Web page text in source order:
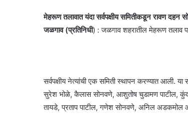
मेहरूण तलावात यंदा सर्वपक्षीय समितीकडून रावण दहन
जळगाव (प्रतिनिधी) : जळगाव शहरातील मेहरूण तलाव
सर्वपक्षीय नेत्यांची एक समिती स्थापन करण्यात आली. या
सुरेश भोळे, कैलास सोनवणे, आशुतोष चुडामण पाटील,
तायडे, प्रताप पाटील, गणेश सोनवणे, अनिल